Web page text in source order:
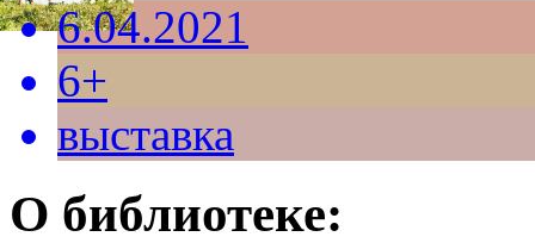
6.04.2021
6+
выставка
О библиотеке: